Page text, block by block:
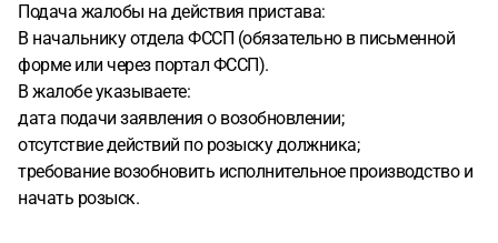
Подача жалобы на действия пристава:
В начальнику отдела ФССП (обязательно в письменной
форме или через портал ФССП).
В жалобе указываете:
дата подачи заявления о возобновлении;
отсутствие действий по розыску должника;
требование возобновить исполнительное производство и
начать розыск.